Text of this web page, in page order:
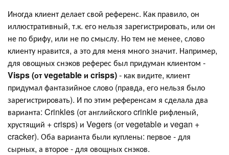
Иногда клиент делает свой референс. Как правило, он
иллюстративный, т.к. его нельзя зарегистрировать, или он
не по брифу, или не по смыслу. Но тем не менее, слово
клиенту нравится, а это для меня много значит. Например,
для овощных снэков реферес был придуман клиентом -
Visps (от vegetable и crisps)- как видите, клиент
придумал фантазийное слово (правда, его нельзя было
зарегистрировать). И по этим референсам я сделала два
варианта: Crinkles (от английского crinkle рифленый,
хрустящий + crisps) и Vegers (от vegetable и vegan +
cracker). Оба варианта были куплены: первое - для
сырных, а второе - для овощных снэков.